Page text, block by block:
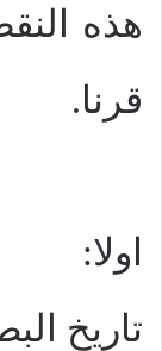
هذه
قرنا.
اولا:
تاريخ